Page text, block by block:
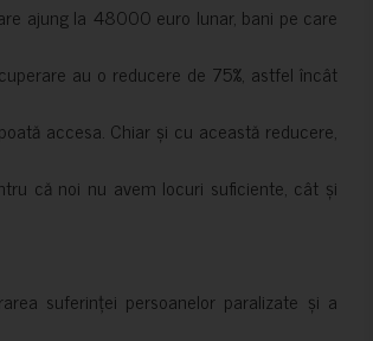
ajung la 48000 euro lunar, bani pe care
au o reducere de 75%, astfel încât
accesa. Chiar și cu această reducere,
că noi nu avem locuri suficiente, cât și
suferinței persoanelor paralizate și a